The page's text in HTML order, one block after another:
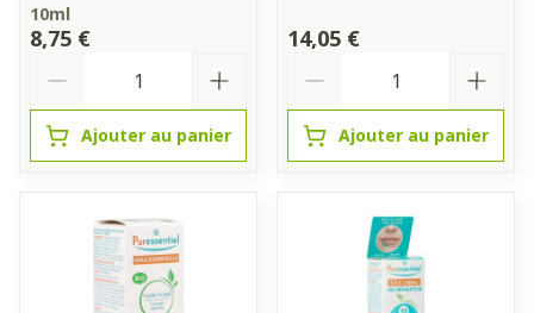
10ml
8,75 €
Ajouter au panier
14,05 €
Ajouter au panier